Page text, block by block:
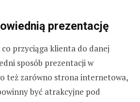
prezentację
przyciąga klienta do danej
sposób prezentacji w
też zarówno strona internetowa,
być atrakcyjne pod